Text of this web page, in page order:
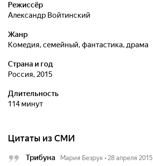
Режиссёр
Александр Войтинский
Жанр
комедия, семейный, фантастика, драма
Страна и год
Россия, 2015
Длительность
114 минут
Цитаты из СМИ
Трибуна Мария Безрук • 28 апреля 2015